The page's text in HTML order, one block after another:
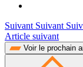
Suivant Suivant
Article suivant
Voir le prochain